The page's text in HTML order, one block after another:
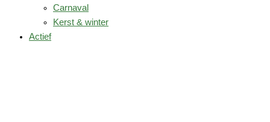
Carnaval
Kerst & winter
Actief